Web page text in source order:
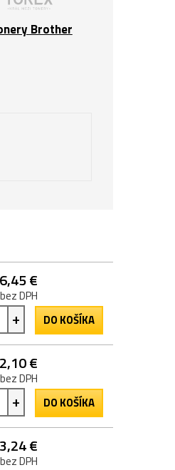
Brother
€
DPH
+ DO KOŠÍKA
€
DPH
+ DO KOŠÍKA
€
DPH